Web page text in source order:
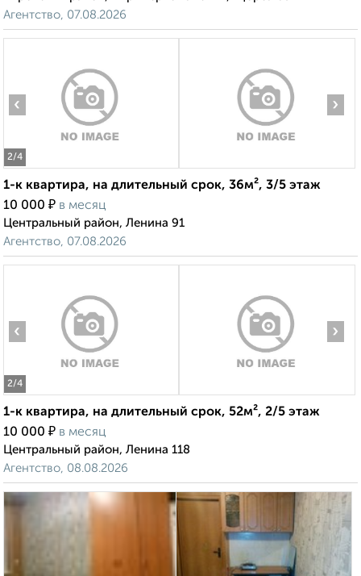
Агентство, 07.08.2026
2/4
‹ ›
1-к квартира, на длительный срок, 36м², 3/5 этаж
10 000 ₽ в месяц
Центральный район, Ленина 91
Агентство, 07.08.2026
2/4
‹ ›
1-к квартира, на длительный срок, 52м², 2/5 этаж
10 000 ₽ в месяц
Центральный район, Ленина 118
Агентство, 08.08.2026